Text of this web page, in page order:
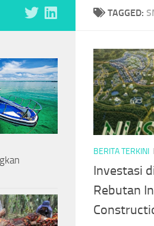
TAGGED:
BERITA TERKINI
Investasi
Rebutan